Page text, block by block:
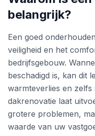
belangrijk?
Een goed
veiligheid en het
bedrijfsgebouw.
beschadigd is, kan dit
warmteverlies en zelfs
dakrenovatie laat
grotere problemen,
waarde van uw